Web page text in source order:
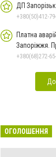
ДП
+380(50)412-
Платна
Запоріжжя.
Послуги
+380(68)272-
ОГОЛОШЕННЯ